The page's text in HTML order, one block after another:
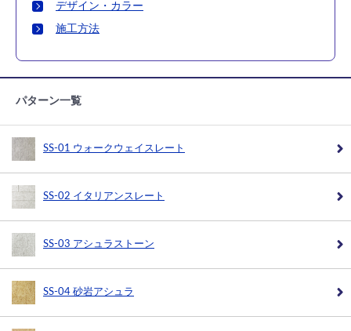
デザイン・カラー
施工方法
パターン一覧
SS-01 ウォークウェイスレート
SS-02 イタリアンスレート
SS-03 アシュラストーン
SS-04 砂岩アシュラ